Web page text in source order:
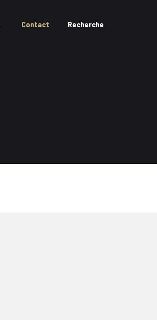
Contact Recherche